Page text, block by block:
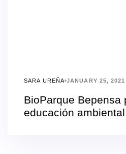
SARA UREÑA JANUARY 25, 2021
BioParque Bepensa
educación ambiental